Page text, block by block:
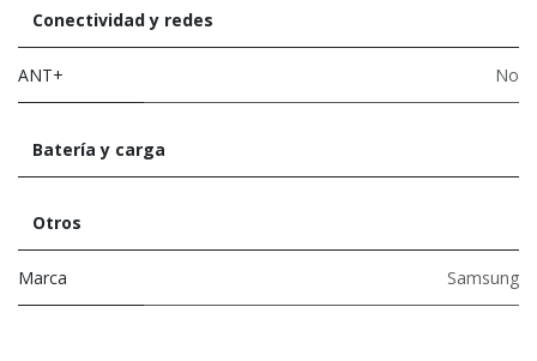
Conectividad y redes
ANT+ No
Batería y carga
Otros
Marca Samsung